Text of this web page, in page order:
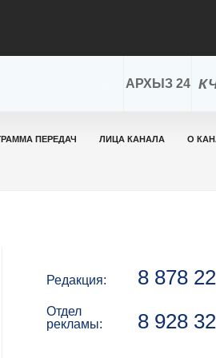
АРХЫЗ 24
ПЕРЕДАЧ ЛИЦА КАНАЛА О
Редакция: 8 878
Отдел
рекламы:
8 928